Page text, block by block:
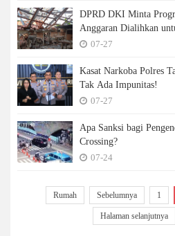
DPRD DKI Minta
Anggaran Dialihkan
07-27
Kasat Narkoba Polres
Tak Ada Impunitas!
07-27
Apa Sanksi bagi
Crossing?
07-24
Rumah Sebelumnya 1
Halaman selanjutnya